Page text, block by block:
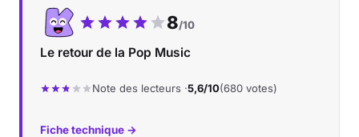
Notre note :
8/10
Le retour de la Pop Music
Note des lecteurs ·5,6/10(680 votes)
Fiche technique →